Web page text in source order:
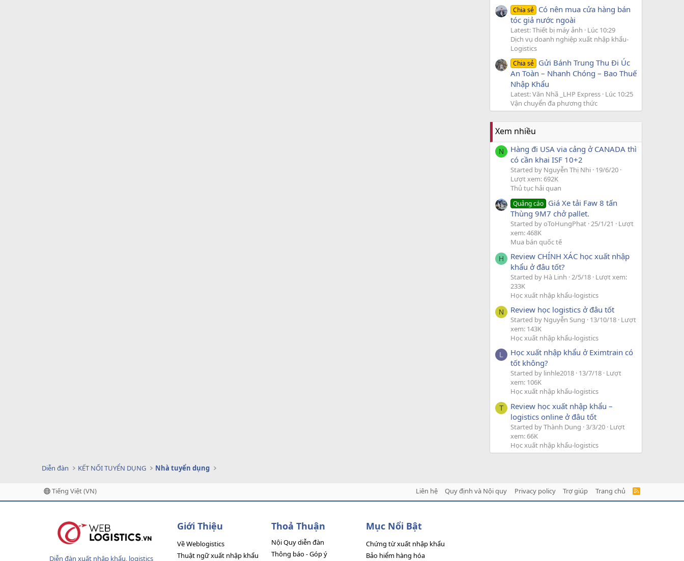
Chia sẻ Có nên mua cửa hàng bán
tóc giả nước ngoài
Latest: Thiết bị máy ảnh
Lúc 10:29
Dịch vụ doanh nghiệp xuất nhập khẩu-
Logistics
Chia sẻ Gửi Bánh Trung Thu Đi Úc
An Toàn – Nhanh Chóng – Bao Thuế
Nhập Khẩu
Latest: Văn Nhã _LHP Express Lúc 10:25
Vận chuyển đa phương thức
Xem nhiều
N
Hàng đi USA via cảng ở CANADA thì
có cần khai ISF 10+2
Started by Nguyễn Thị Nhi 19/6/20
Lượt xem: 692K
Thủ tục hải quan
Quảng cáo Giá Xe tải Faw 8 tấn
Thùng 9M7 chở pallet.
Started by oToHungPhat 25/1/21
Lượt
xem: 468K
Mua bán quốc tế
H
Review CHÍNH XÁC học xuất nhập
khẩu ở đâu tốt?
Started by Hà Linh 2/5/18 Lượt xem:
233K
Học xuất nhập khẩu-logistics
N Review học logistics ở đâu tốt
Started by Nguyễn Sung 13/10/18 Lượt
xem: 143K
Học xuất nhập khẩu-logistics
L
Học xuất nhập khẩu ở Eximtrain có
tốt không?
Started by linhle2018 13/7/18 Lượt
xem: 106K
Học xuất nhập khẩu-logistics
T
Review học xuất nhập khẩu –
logistics online ở đâu tốt
Started by Thành Dung 3/3/20 Lượt
xem: 66K
Học xuất nhập khẩu-logistics
Diễn đàn KẾT NỐI TUYỂN DỤNG Nhà tuyển dụng
Tiếng Việt (VN) Liên hệ Quy định và Nội quy Privacy policy Trợ giúp Trang chủ
R
Diễn đàn xuất nhập khẩu, logistics
Giới Thiệu
Về Weblogistics
Thuật ngữ xuất nhập khẩu
Thoả Thuận
Nội Quy diễn đàn
Thông báo - Góp ý
Mục Nổi Bật
Chứng từ xuất nhập khẩu
Bảo hiểm hàng hóa